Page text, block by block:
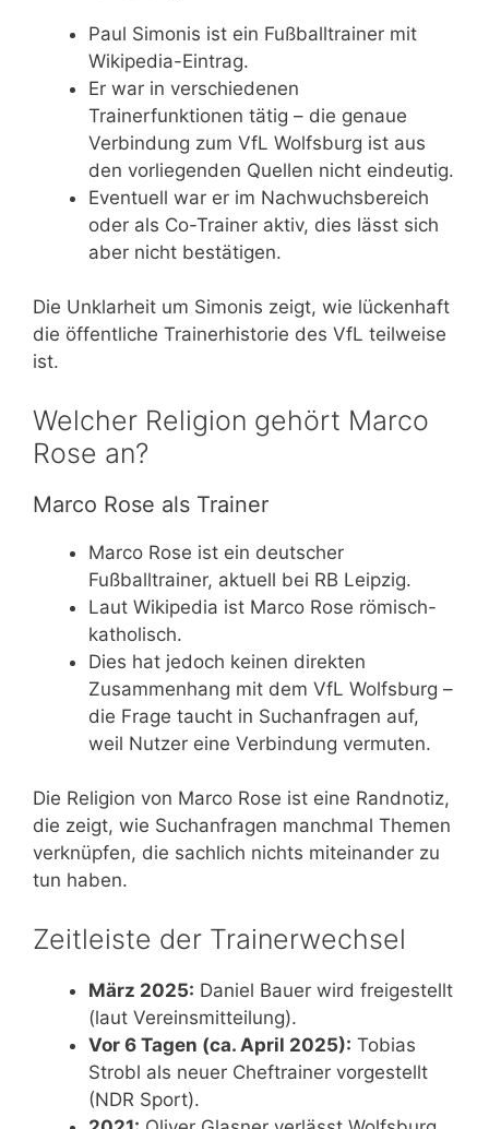
Paul Simonis ist ein Fußballtrainer mit
Wikipedia-Eintrag.
Er war in verschiedenen
Trainerfunktionen tätig – die genaue
Verbindung zum VfL Wolfsburg ist aus
den vorliegenden Quellen nicht eindeutig.
Eventuell war er im Nachwuchsbereich
oder als Co-Trainer aktiv, dies lässt sich
aber nicht bestätigen.
Die Unklarheit um Simonis zeigt, wie lückenhaft
die öffentliche Trainerhistorie des VfL teilweise
ist.
Welcher Religion gehört Marco
Rose an?
Marco Rose als Trainer
Marco Rose ist ein deutscher
Fußballtrainer, aktuell bei RB Leipzig.
Laut Wikipedia ist Marco Rose römisch-
katholisch.
Dies hat jedoch keinen direkten
Zusammenhang mit dem VfL Wolfsburg –
die Frage taucht in Suchanfragen auf,
weil Nutzer eine Verbindung vermuten.
Die Religion von Marco Rose ist eine Randnotiz,
die zeigt, wie Suchanfragen manchmal Themen
verknüpfen, die sachlich nichts miteinander zu
tun haben.
Zeitleiste der Trainerwechsel
März 2025: Daniel Bauer wird freigestellt
(laut Vereinsmitteilung).
Vor 6 Tagen (ca. April 2025): Tobias
Strobl als neuer Cheftrainer vorgestellt
(NDR Sport).